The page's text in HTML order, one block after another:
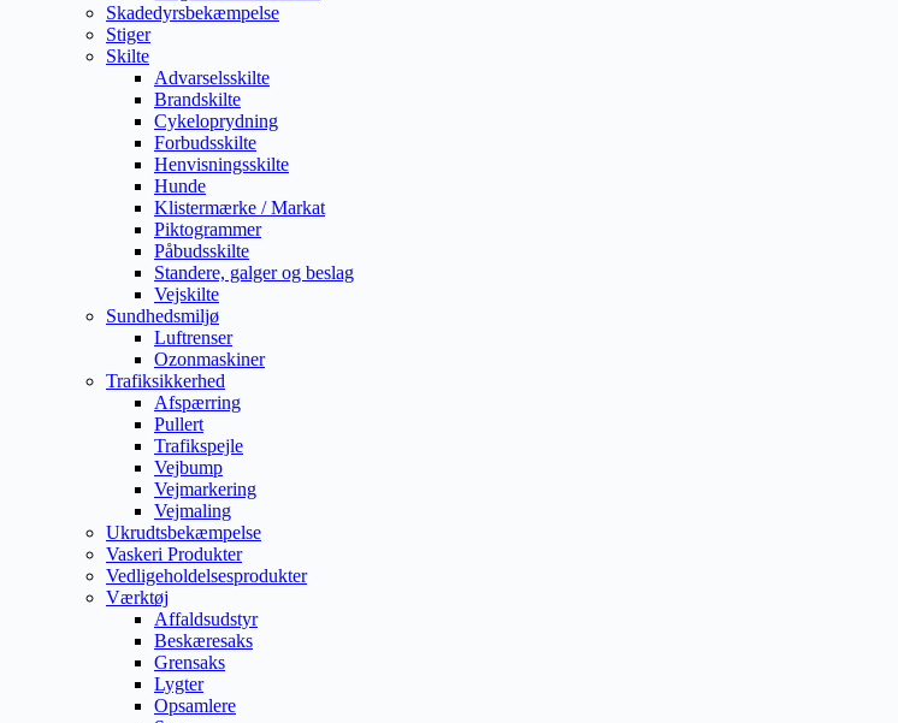
Skadedyrsbekæmpelse
Stiger
Skilte
Advarselsskilte
Brandskilte
Cykeloprydning
Forbudsskilte
Henvisningsskilte
Hunde
Klistermærke / Markat
Piktogrammer
Påbudsskilte
Standere, galger og beslag
Vejskilte
Sundhedsmiljø
Luftrenser
Ozonmaskiner
Trafiksikkerhed
Afspærring
Pullert
Trafikspejle
Vejbump
Vejmarkering
Vejmaling
Ukrudtsbekæmpelse
Vaskeri Produkter
Vedligeholdelsesprodukter
Værktøj
Affaldsudstyr
Beskæresaks
Grensaks
Lygter
Opsamlere